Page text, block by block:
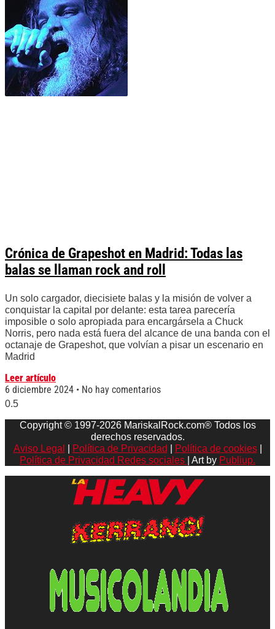
Crónica de Grapeshot en Madrid: Todas las
balas se llaman rock and roll
Un solo cargador, diecisiete balas y la misión de volver a
conquistar la capital por delante: esta tarea parecería
imposible o solo apropiada para encargársela a Chuck
Norris, pero nada está fuera del alcance de una banda con el
octanaje de Grapeshot, que volvían a pisar un escenario en
Madrid
Leer artículo
6 diciembre 2024
No hay comentarios
Copyright © 1997-2026 MariskalRock.com® Todos los
derechos reservados.
Aviso Legal
Política de Privacidad Política de cookies|
Política de Privacidad Redes sociales
| Art by Publiup.